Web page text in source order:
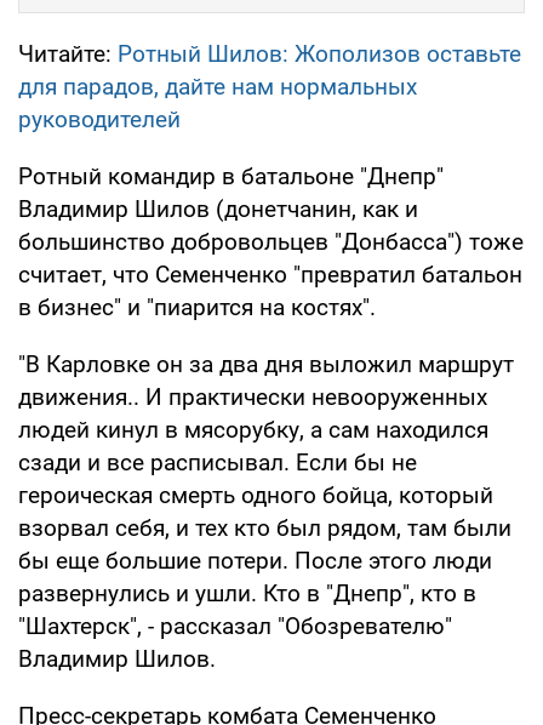
Читайте: Ротный Шилов: Жополизов оставьте
для парадов, дайте нам нормальных
руководителей
Ротный командир в батальоне "Днепр"
Владимир Шилов (донетчанин, как и
большинство добровольцев "Донбасса") тоже
считает, что Семенченко "превратил батальон
в бизнес" и "пиарится на костях".
"В Карловке он за два дня выложил маршрут
движения.. И практически невооруженных
людей кинул в мясорубку, а сам находился
сзади и все расписывал. Если бы не
героическая смерть одного бойца, который
взорвал себя, и тех кто был рядом, там были
бы еще большие потери. После этого люди
развернулись и ушли. Кто в "Днепр", кто в
"Шахтерск", - рассказал "Обозревателю"
Владимир Шилов.
Пресс-секретарь комбата Семенченко